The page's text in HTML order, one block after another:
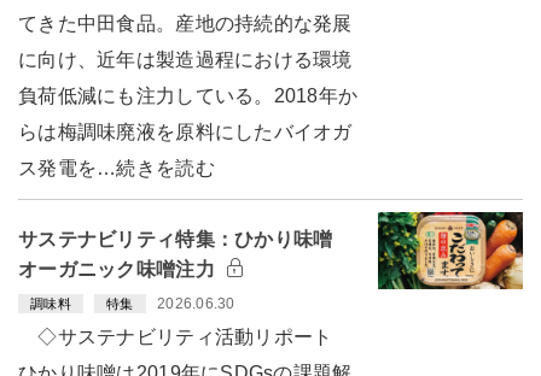
てきた中田食品。産地の持続的な発展
に向け、近年は製造過程における環境
負荷低減にも注力している。2018年か
らは梅調味廃液を原料にしたバイオガ
ス発電を…続きを読む
サステナビリティ特集：ひかり味噌
オーガニック味噌注力
調味料 特集 2026.06.30
◇サステナビリティ活動リポート